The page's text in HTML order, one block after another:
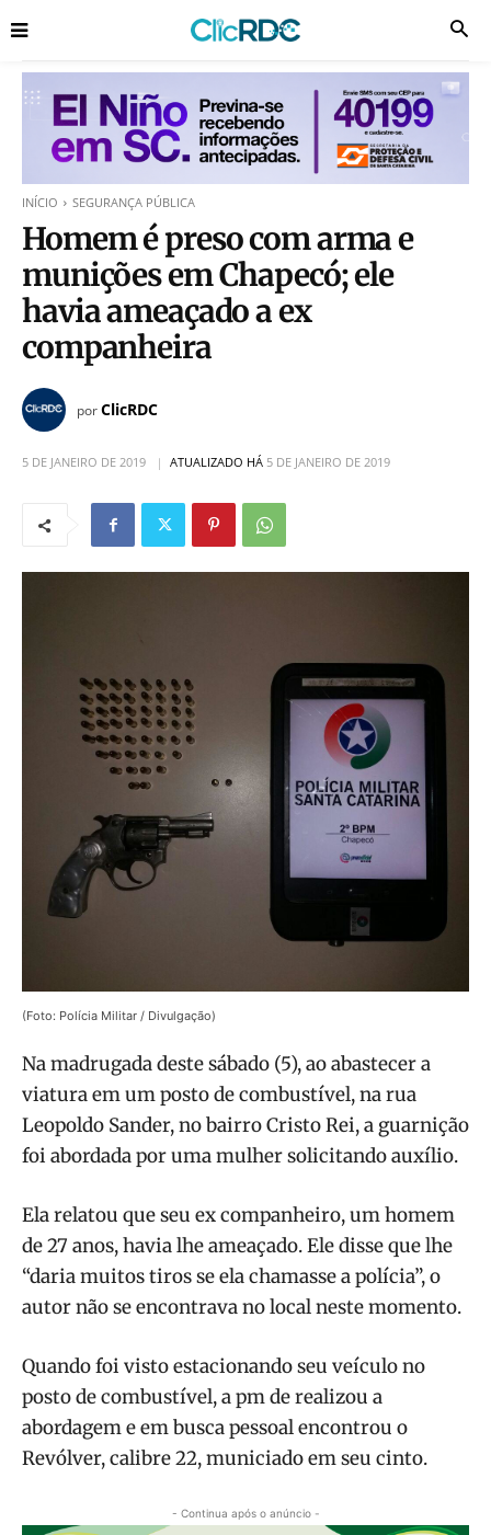
INÍCIO SEGURANÇA PÚBLICA
Homem é preso com arma e
munições em Chapecó; ele
havia ameaçado a ex
companheira
porClicRDC
5 DE JANEIRO DE 2019 ATUALIZADO HÁ 5 DE JANEIRO DE 2019
(Foto: Polícia Militar / Divulgação)
Na madrugada deste sábado (5), ao abastecer a
viatura em um posto de combustível, na rua
Leopoldo Sander, no bairro Cristo Rei, a guarnição
foi abordada por uma mulher solicitando auxílio.
Ela relatou que seu ex companheiro, um homem
de 27 anos, havia lhe ameaçado. Ele disse que lhe
“daria muitos tiros se ela chamasse a polícia”, o
autor não se encontrava no local neste momento.
Quando foi visto estacionando seu veículo no
posto de combustível, a pm de realizou a
abordagem e em busca pessoal encontrou o
Revólver, calibre 22, municiado em seu cinto.
- Continua após o anúncio -